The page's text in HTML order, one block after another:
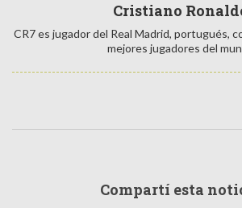
Cristiano
CR7 es jugador del Real Madrid, portugués,
mejores jugadores del
Compartí esta